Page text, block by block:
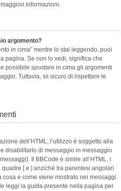
informazioni.
argomento?
in cima” mentre lo stai leggendo, puoi
pagina. Se non lo vedi, significa che
possibile spostare in cima gli argomenti
Tuttavia, sii sicuro di rispettare le
dell’HTML; l’utilizzo è soggetto alla
disabilitarlo di messaggio in messaggio
Il BBCode è simile all’HTML, i
[ e ] anziché tra parentesi angolari
e come viene mostrato nei messaggi.
leggi la guida presente nella pagina per